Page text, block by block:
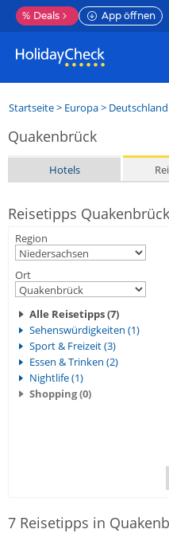
% Deals App öffnen
Startseite> Europa> Deutschland
Quakenbrück
Hotels
Reisetipps Quakenbrück
Region
Ort
Alle Reisetipps (7)
Sehenswürdigkeiten (1)
Sport & Freizeit (3)
Essen & Trinken (2)
Nightlife (1)
Shopping (0)
7 Reisetipps in